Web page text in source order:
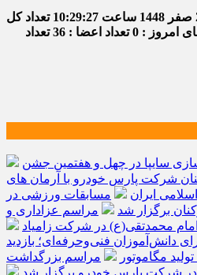
ساعت 10:29:28 تعداد کل
امروز : 0 تعداد اعضا : 36
تعداد
سایپا در چهل و هفتمین جشن
شرکت پارس خودرو با آرمان های
ایران
مسابقات ورزشی در
برگزار شد
مراسم عزاداری و
محمدتقی(ع) در شرکت زامیاد
دانش‌آموزان فنی‌وحرفه‌ای؛ بازدید
مگاموتور
مراسم بزرگداشت
شرکت پارس خودرو برگزار شد